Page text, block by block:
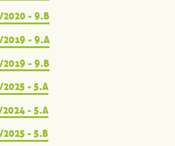
2020 - 9.B
2019 - 9.A
2019 - 9.B
2025 - 5.A
2024 - 5.A
2025 - 5.B